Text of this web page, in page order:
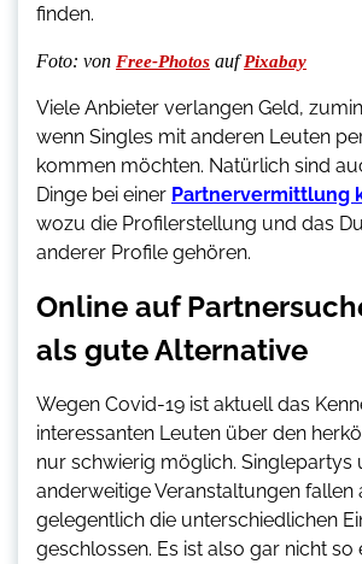
finden.
Foto: von Free-Photos aufPixabay
Viele Anbieter verlangen Geld,
wenn Singles mit anderen Leuten
kommen möchten. Natürlich sind
Dinge bei einer Partnervermittlung
wozu die Profilerstellung und das
anderer Profile gehören.
Online auf
als gute Alternative
Wegen Covid-19 ist aktuell das
interessanten Leuten über den
nur schwierig möglich. Singlepartys
anderweitige Veranstaltungen fallen
gelegentlich die unterschiedlichen
geschlossen. Es ist also gar nicht so